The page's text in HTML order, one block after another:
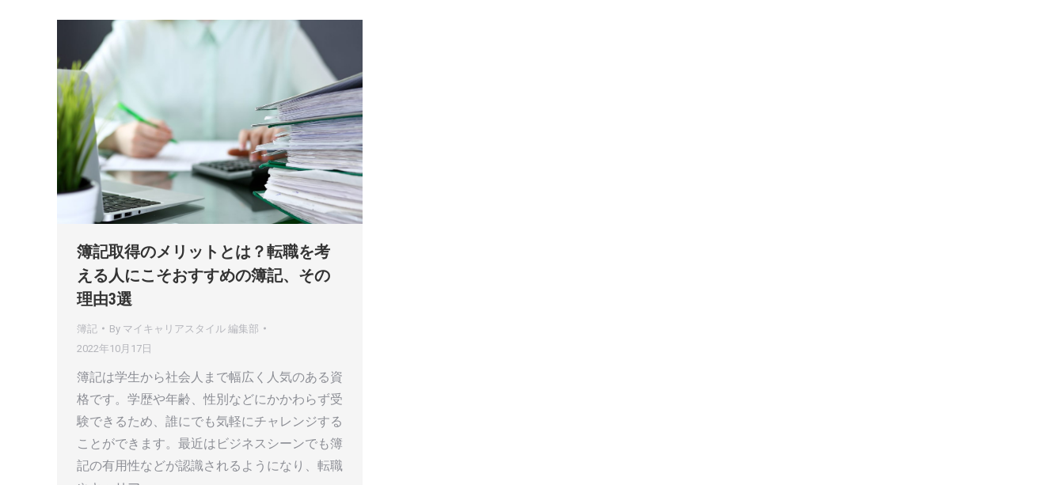
簿記取得のメリットとは？転職を考
える人にこそおすすめの簿記、その
理由3選
簿記 By マイキャリアスタイル 編集部
2022年10月17日
簿記は学生から社会人まで幅広く人気のある資
格です。学歴や年齢、性別などにかかわらず受
験できるため、誰にでも気軽にチャレンジする
ことができます。最近はビジネスシーンでも簿
記の有用性などが認識されるようになり、転職